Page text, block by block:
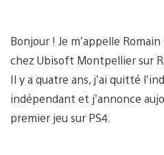
Bonjour ! Je m’appelle
chez Ubisoft Montpellier sur
Il y a quatre ans, j’ai quitté
indépendant et j’annonce
premier jeu sur PS4.